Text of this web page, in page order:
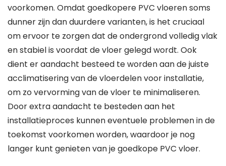
voorkomen. Omdat goedkopere PVC vloeren soms
dunner zijn dan duurdere varianten, is het cruciaal
om ervoor te zorgen dat de ondergrond volledig vlak
en stabiel is voordat de vloer gelegd wordt. Ook
dient er aandacht besteed te worden aan de juiste
acclimatisering van de vloerdelen voor installatie,
om zo vervorming van de vloer te minimaliseren.
Door extra aandacht te besteden aan het
installatieproces kunnen eventuele problemen in de
toekomst voorkomen worden, waardoor je nog
langer kunt genieten van je goedkope PVC vloer.